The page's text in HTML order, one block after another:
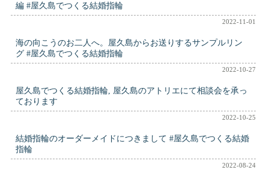
編 #屋久島でつくる結婚指輪
2022-11-01
海の向こうのお二人へ。屋久島からお送りするサンプルリン
グ #屋久島でつくる結婚指輪
2022-10-27
屋久島でつくる結婚指輪, 屋久島のアトリエにて相談会を承っ
ております
2022-10-25
結婚指輪のオーダーメイドにつきまして #屋久島でつくる結婚
指輪
2022-08-24